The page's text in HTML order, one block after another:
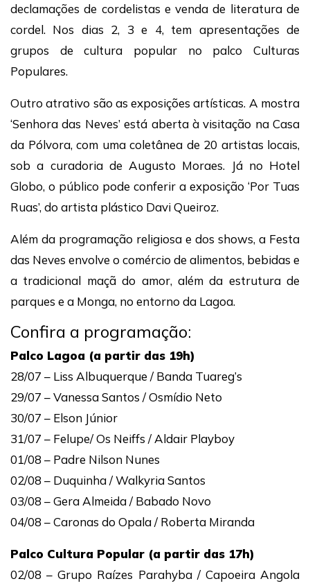
declamações de cordelistas e venda de literatura de
cordel. Nos dias 2, 3 e 4, tem apresentações de
grupos de cultura popular no palco Culturas
Populares.
Outro atrativo são as exposições artísticas. A mostra
‘Senhora das Neves’ está aberta à visitação na Casa
da Pólvora, com uma coletânea de 20 artistas locais,
sob a curadoria de Augusto Moraes. Já no Hotel
Globo, o público pode conferir a exposição ‘Por Tuas
Ruas’, do artista plástico Davi Queiroz.
Além da programação religiosa e dos shows, a Festa
das Neves envolve o comércio de alimentos, bebidas e
a tradicional maçã do amor, além da estrutura de
parques e a Monga, no entorno da Lagoa.
Confira a programação:
Palco Lagoa (a partir das 19h)
28/07 – Liss Albuquerque / Banda Tuareg’s
29/07 – Vanessa Santos / Osmídio Neto
30/07 – Elson Júnior
31/07 – Felupe/ Os Neiffs / Aldair Playboy
01/08 – Padre Nilson Nunes
02/08 – Duquinha / Walkyria Santos
03/08 – Gera Almeida / Babado Novo
04/08 – Caronas do Opala / Roberta Miranda
Palco Cultura Popular (a partir das 17h)
02/08 – Grupo Raízes Parahyba / Capoeira Angola